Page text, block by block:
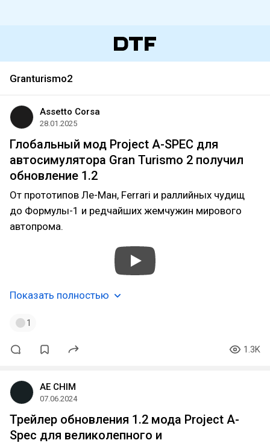
Granturismo2
Assetto Corsa
28.01.2025
Глобальный мод Project A-SPEC для
автосимулятора Gran Turismo 2 получил
обновление 1.2
От прототипов Ле-Ман, Ferrari и раллийных чудищ
до Формулы-1 и редчайших жемчужин мирового
автопрома.
Показать полностью
1
1.3K
AE CHIM
07.06.2024
Трейлер обновления 1.2 мода Project A-
Spec для великолепного и